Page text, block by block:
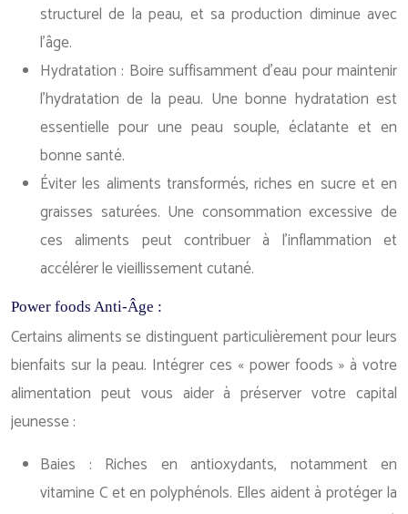
structurel de la peau, et sa production diminue avec
l’âge.
Hydratation : Boire suffisamment d’eau pour maintenir
l’hydratation de la peau. Une bonne hydratation est
essentielle pour une peau souple, éclatante et en
bonne santé.
Éviter les aliments transformés, riches en sucre et en
graisses saturées. Une consommation excessive de
ces aliments peut contribuer à l’inflammation et
accélérer le vieillissement cutané.
Power foods Anti-Âge :
Certains aliments se distinguent particulièrement pour leurs
bienfaits sur la peau. Intégrer ces « power foods » à votre
alimentation peut vous aider à préserver votre capital
jeunesse :
Baies : Riches en antioxydants, notamment en
vitamine C et en polyphénols. Elles aident à protéger la